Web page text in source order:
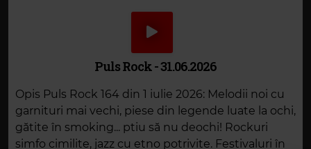
Puls Rock - 31.06.2026
Opis Puls Rock 164 din 1 iulie 2026: Melodii noi cu
garnituri mai vechi, piese din legende luate la ochi,
gătite în smoking... ptiu să nu deochi! Rockuri
simfo cimilite, jazz cu etno potrivite. Festivaluri în